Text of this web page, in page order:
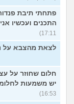
פתחתי תיבת
התכנים ועכשיו
17:11)
לצאת מהצבא על
חלום שחוזר על
יש משמעות
16:53)